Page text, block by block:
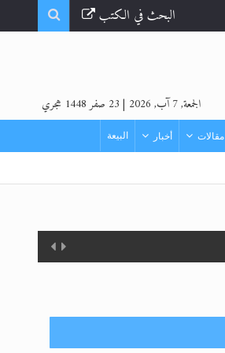
البحث في الكتب
الجمعة, 7 آب, 2026 | 23 صفر 1448 هجري
مقالات أخبار البيعة